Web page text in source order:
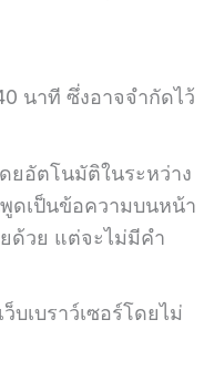
นาที ซึ่งอาจจำกัดไว้
ยอัตโนมัติในระหว่าง
ดเป็นข้อความบนหน้า
ด้วย แต่จะไม่มีคำ
บเบราว์เซอร์โดยไม่